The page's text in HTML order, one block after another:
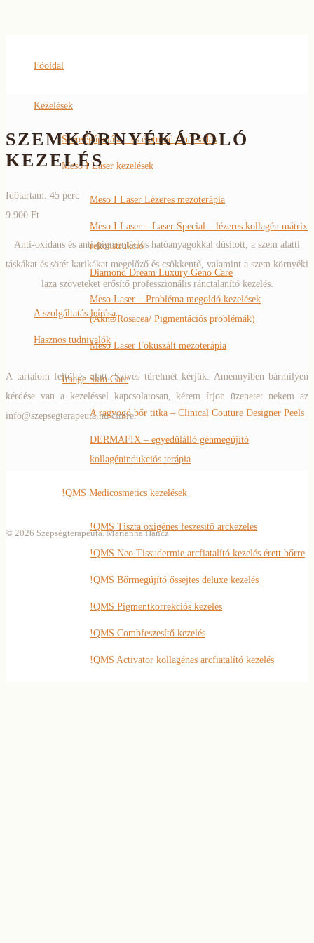
Főoldal
Kezelések
Szépségápolási – és életmód tanácsadás
Meso I Laser kezelések
Meso I Laser Lézeres mezoterápia
Meso I Laser – Laser Special – lézeres kollagén mátrix
rekonstrukció
Diamond Dream Luxury Geno Care
Meso Laser – Probléma megoldó kezelések
(Akné/Rosacea/ Pigmentációs problémák)
Meso Laser Fókuszált mezoterápia
Image Skin Care
A ragyogó bőr titka – Clinical Couture Designer Peels
DERMAFIX – egyedülálló génmegújító
kollagénindukciós terápia
!QMS Medicosmetics kezelések
!QMS Tiszta oxigénes feszesítő arckezelés
!QMS Neo Tissudermie arcfiatalító kezelés érett bőrre
!QMS Bőrmegújító őssejtes deluxe kezelés
!QMS Pigmentkorrekciós kezelés
!QMS Combfeszesítő kezelés
!QMS Activator kollagénes arcfiatalító kezelés
SZEMKÖRNYÉKÁPOLÓ
KEZELÉS
Időtartam: 45 perc
9 900 Ft
Anti-oxidáns és anti-pigmentációs hatóanyagokkal dúsított, a szem alatti
táskákat és sötét karikákat megelőző és csökkentő, valamint a szem környéki
laza szöveteket erősítő professzionális ránctalanító kezelés.
A szolgáltatás leírása
Hasznos tudnivalók
A tartalom feltöltés alatt. Szíves türelmét kérjük. Amennyiben bármilyen
kérdése van a kezeléssel kapcsolatosan, kérem írjon üzenetet nekem az
info@szepsegterapeuta.hu címre.
© 2026 Szépségterapeuta. Marianna Hancz